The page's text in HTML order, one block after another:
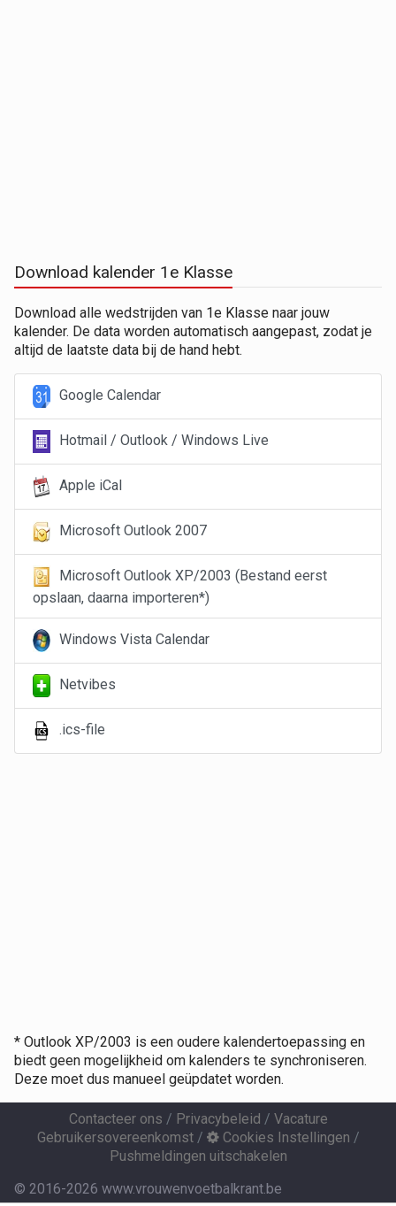
Download kalender 1e Klasse
Download alle wedstrijden van 1e Klasse naar jouw
kalender. De data worden automatisch aangepast, zodat je
altijd de laatste data bij de hand hebt.
Google Calendar
Hotmail / Outlook / Windows Live
Apple iCal
Microsoft Outlook 2007
Microsoft Outlook XP/2003 (Bestand eerst
opslaan, daarna importeren*)
Windows Vista Calendar
Netvibes
.ics-file
* Outlook XP/2003 is een oudere kalendertoepassing en
biedt geen mogelijkheid om kalenders te synchroniseren.
Deze moet dus manueel geüpdatet worden.
Contacteer ons / Privacybeleid / Vacature
Gebruikersovereenkomst/ Cookies Instellingen /
Pushmeldingen uitschakelen
© 2016-2026 www.vrouwenvoetbalkrant.be